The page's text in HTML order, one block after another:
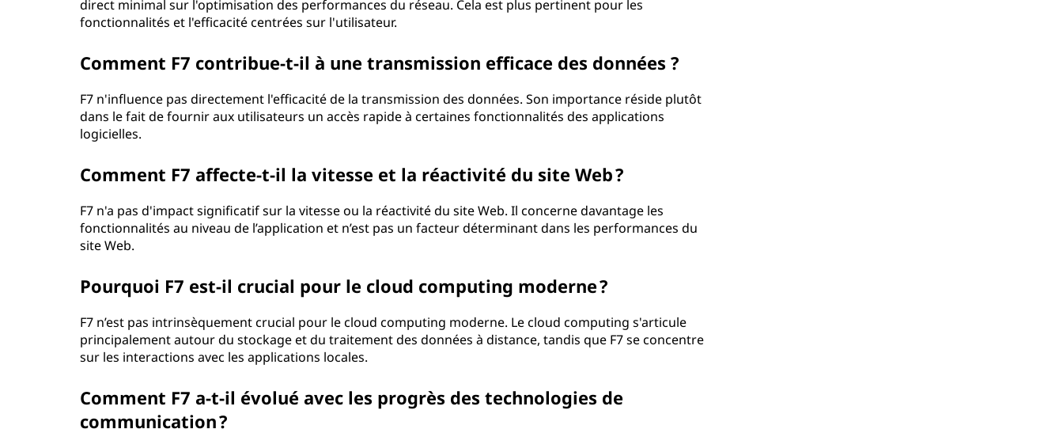
direct minimal sur l'optimisation des performances du réseau. Cela est plus pertinent pour les
fonctionnalités et l'efficacité centrées sur l'utilisateur.
Comment F7 contribue-t-il à une transmission efficace des données ?
F7 n'influence pas directement l'efficacité de la transmission des données. Son importance réside plutôt
dans le fait de fournir aux utilisateurs un accès rapide à certaines fonctionnalités des applications
logicielles.
Comment F7 affecte-t-il la vitesse et la réactivité du site Web ?
F7 n'a pas d'impact significatif sur la vitesse ou la réactivité du site Web. Il concerne davantage les
fonctionnalités au niveau de l’application et n’est pas un facteur déterminant dans les performances du
site Web.
Pourquoi F7 est-il crucial pour le cloud computing moderne ?
F7 n’est pas intrinsèquement crucial pour le cloud computing moderne. Le cloud computing s'articule
principalement autour du stockage et du traitement des données à distance, tandis que F7 se concentre
sur les interactions avec les applications locales.
Comment F7 a-t-il évolué avec les progrès des technologies de
communication ?